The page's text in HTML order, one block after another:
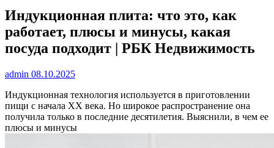
Индукционная плита: что это, как
работает, плюсы и минусы, какая
посуда подходит | РБК Недвижимость
admin 08.10.2025
Индукционная технология используется в приготовлении
пищи с начала XX века. Но широкое распространение она
получила только в последние десятилетия. Выяснили, в чем ее
плюсы и минусы